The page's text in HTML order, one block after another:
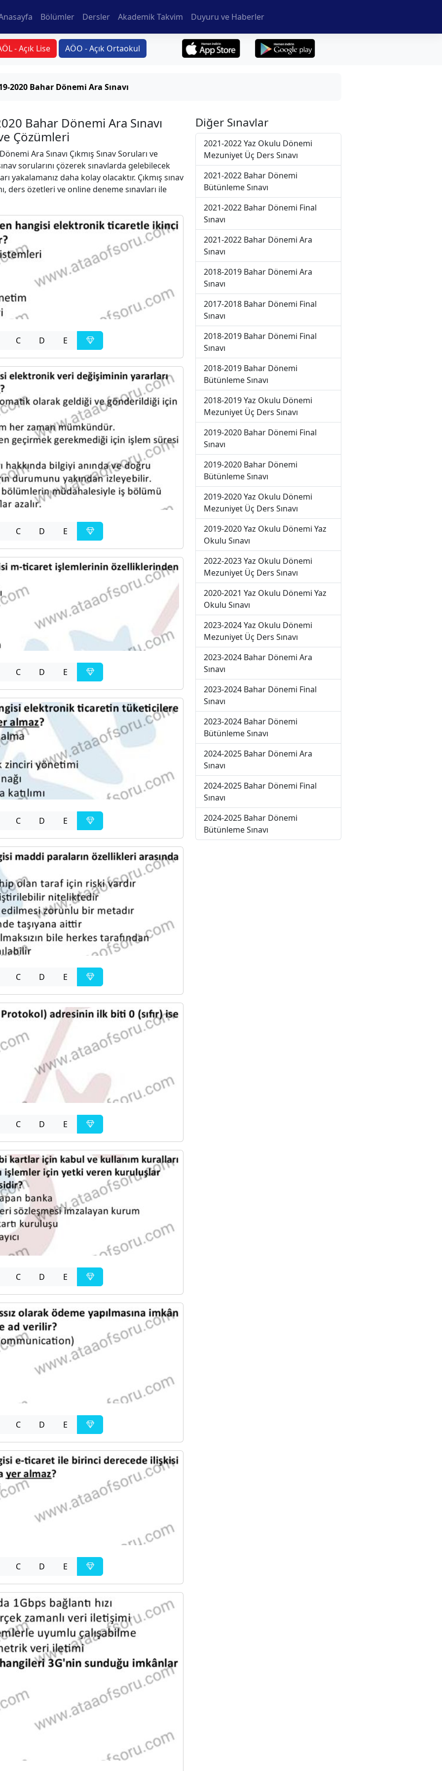
Bölümler Dersler Akademik Takvim Duyuru ve Haberler
- Açık Lise AÖO - Açık Ortaokul
2020 Bahar Dönemi Ara Sınavı
Bahar Dönemi Ara Sınavı
Çözümleri
Ara Sınavı Çıkmış Sınav Soruları ve
sorularını çözerek sınavlarda gelebilecek
yakalamanız daha kolay olacaktır. Çıkmış sınav
ders özetleri ve online deneme sınavları ile
C D E
C D E
C D E
C D E
C D E
C D E
C D E
C D E
C D E
Diğer Sınavlar
2021-2022 Yaz Okulu Dönemi
Mezuniyet Üç Ders Sınavı
2021-2022 Bahar Dönemi
Bütünleme Sınavı
2021-2022 Bahar Dönemi Final
Sınavı
2021-2022 Bahar Dönemi Ara
Sınavı
2018-2019 Bahar Dönemi Ara
Sınavı
2017-2018 Bahar Dönemi Final
Sınavı
2018-2019 Bahar Dönemi Final
Sınavı
2018-2019 Bahar Dönemi
Bütünleme Sınavı
2018-2019 Yaz Okulu Dönemi
Mezuniyet Üç Ders Sınavı
2019-2020 Bahar Dönemi Final
Sınavı
2019-2020 Bahar Dönemi
Bütünleme Sınavı
2019-2020 Yaz Okulu Dönemi
Mezuniyet Üç Ders Sınavı
2019-2020 Yaz Okulu Dönemi Yaz
Okulu Sınavı
2022-2023 Yaz Okulu Dönemi
Mezuniyet Üç Ders Sınavı
2020-2021 Yaz Okulu Dönemi Yaz
Okulu Sınavı
2023-2024 Yaz Okulu Dönemi
Mezuniyet Üç Ders Sınavı
2023-2024 Bahar Dönemi Ara
Sınavı
2023-2024 Bahar Dönemi Final
Sınavı
2023-2024 Bahar Dönemi
Bütünleme Sınavı
2024-2025 Bahar Dönemi Ara
Sınavı
2024-2025 Bahar Dönemi Final
Sınavı
2024-2025 Bahar Dönemi
Bütünleme Sınavı